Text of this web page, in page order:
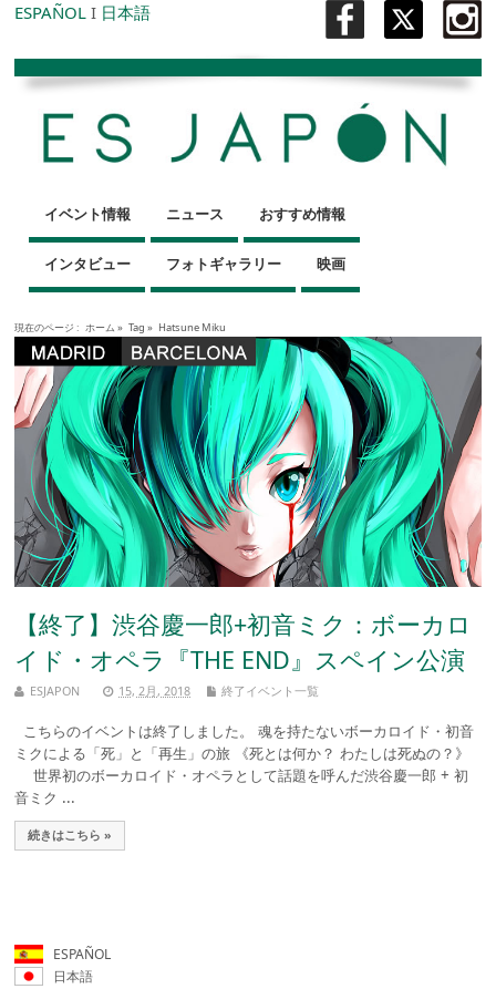
ESPAÑOL I 日本語
イベント情報 ニュース おすすめ情報
インタビュー フォトギャラリー 映画
現在のページ : ホーム » Tag » Hatsune Miku
【終了】渋谷慶一郎+初音ミク：ボーカロ
イド・オペラ『THE END』スペイン公演
ESJAPON 15, 2月, 2018 終了イベント一覧
こちらのイベントは終了しました。 魂を持たないボーカロイド・初音
ミクによる「死」と「再生」の旅 《死とは何か？ わたしは死ぬの？》
世界初のボーカロイド・オペラとして話題を呼んだ渋谷慶一郎 + 初
音ミク ...
続きはこちら »
ESPAÑOL
日本語